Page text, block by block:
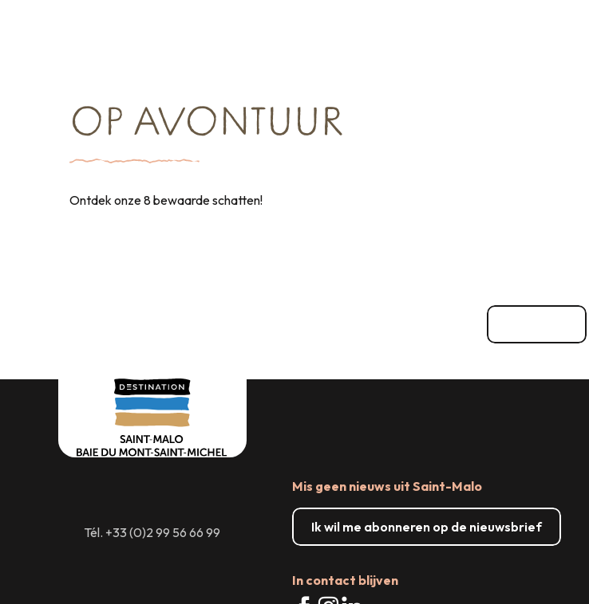
OP AVONTUUR
Ontdek onze 8 bewaarde schatten!
Tél. +33 (0)2 99 56 66 99
Mis geen nieuws uit Saint-Malo
Ik wil me abonneren op de nieuwsbrief
In contact blijven